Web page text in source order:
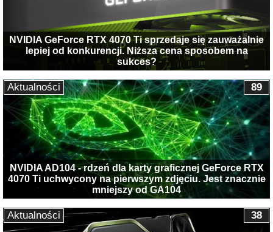
NVIDIA GeForce RTX 4070 Ti sprzedaje się zauważalnie
lepiej od konkurencji. Niższa cena sposobem na
sukces?
NVIDIA AD104 - rdzeń dla karty graficznej GeForce RTX
4070 Ti uchwycony na pierwszym zdjęciu. Jest znacznie
mniejszy od GA104
89
Aktualności
38
Aktualności